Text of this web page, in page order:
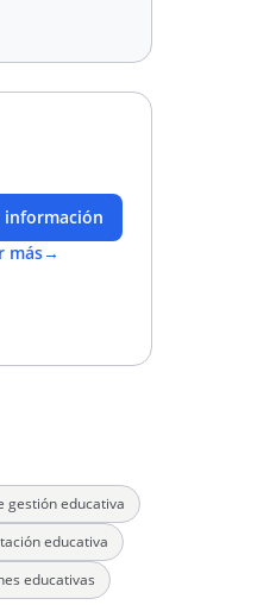
información
más→
gestión educativa
educativa
educativas